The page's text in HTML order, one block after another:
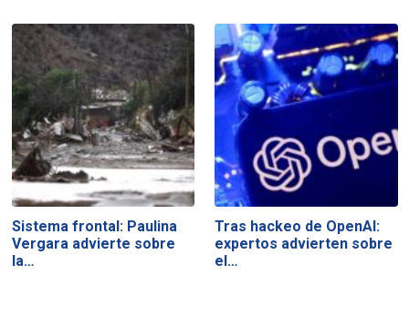
Sistema frontal: Paulina
Vergara advierte sobre
la…
Tras hackeo de OpenAI:
expertos advierten sobre
el…